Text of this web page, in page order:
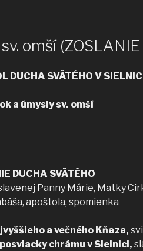
omší
DUCHA SVÄTÉHO V SIELNICI
a úmysly sv. omší
DUCHA SVÄTÉHO
Panny Márie, Matky
apoštola, spomienka
a večného Kňaza,
chrámu v Sielnici,